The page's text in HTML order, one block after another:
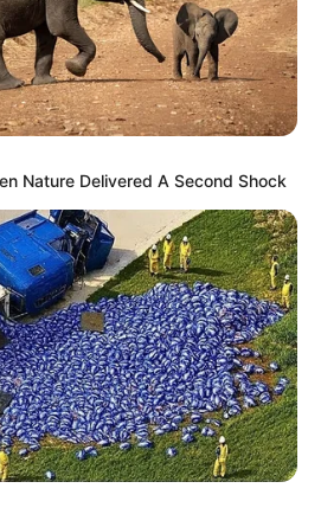
Nature Delivered A Second Shock